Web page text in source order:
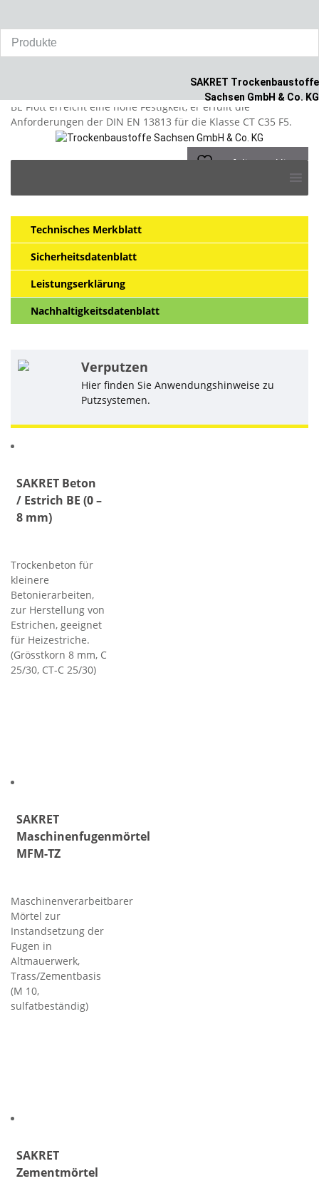
SAKRET Trockenbaustoffe
Sachsen GmbH & Co. KG
content
SAKRET Beton / Estrich flott BE
BE Flott erreicht eine hohe Festigkeit, er erfüllt die
Anforderungen der DIN EN 13813 für die Klasse CT C35 F5.
auf die Merkliste
Technisches Merkblatt
Sicherheitsdatenblatt
Leistungserklärung
Nachhaltigkeitsdatenblatt
Verputzen
Hier finden Sie Anwendungshinweise zu
Putzsystemen.
SAKRET Beton
/ Estrich BE (0 –
8 mm)
Trockenbeton für
kleinere
Betonierarbeiten,
zur Herstellung von
Estrichen, geeignet
für Heizestriche.
(Grösstkorn 8 mm, C
25/30, CT-C 25/30)
SAKRET
Maschinenfugenmörtel
MFM-TZ
Maschinenverarbeitbarer
Mörtel zur
Instandsetzung der
Fugen in
Altmauerwerk,
Trass/Zementbasis
(M 10,
sulfatbeständig)
SAKRET
Zementmörtel